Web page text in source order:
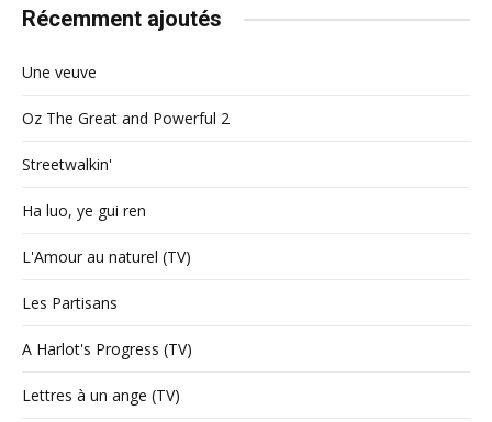
Récemment ajoutés
Une veuve
Oz The Great and Powerful 2
Streetwalkin'
Ha luo, ye gui ren
L'Amour au naturel (TV)
Les Partisans
A Harlot's Progress (TV)
Lettres à un ange (TV)